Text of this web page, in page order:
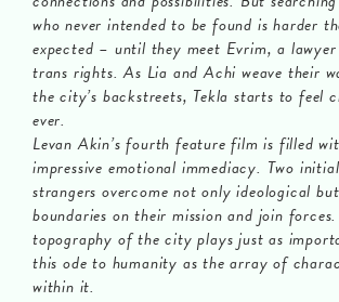
who never intended to be found is harder
expected – until they meet Evrim, a
trans rights. As Lia and Achi weave their
the city’s backstreets, Tekla starts to feel
ever.
Levan Akin’s fourth feature film is filled
impressive emotional immediacy. Two
strangers overcome not only ideological
boundaries on their mission and join
topography of the city plays just as
this ode to humanity as the array of
within it.